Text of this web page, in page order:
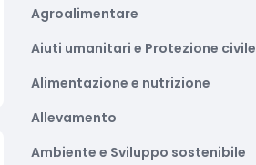
Agroalimentare
Aiuti umanitari e Protezione civile
Alimentazione e nutrizione
Allevamento
Ambiente e Sviluppo sostenibile